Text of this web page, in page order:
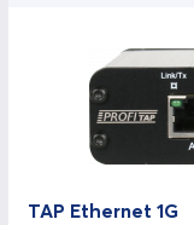
TAP Ethernet 1G